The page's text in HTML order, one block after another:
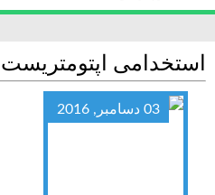
استخدامی
03 دسامبر, 2016